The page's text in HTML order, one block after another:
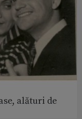
alături de